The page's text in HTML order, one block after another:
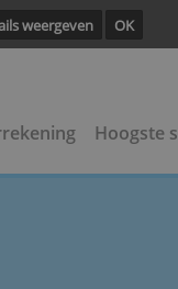
Details weergeven
spaarrekening